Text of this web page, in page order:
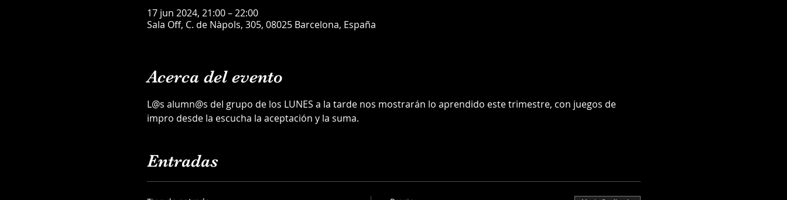
17 jun 2024, 21:00 – 22:00
Sala Off, C. de Nàpols, 305, 08025 Barcelona, España
Acerca del evento
L@s alumn@s del grupo de los LUNES a la tarde nos mostrarán lo aprendido este trimestre, con juegos de
impro desde la escucha la aceptación y la suma.
Entradas